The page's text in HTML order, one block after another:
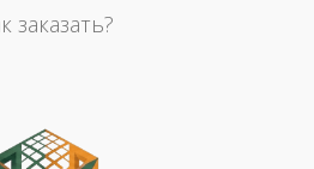
заказать?